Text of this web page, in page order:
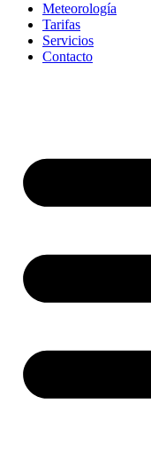
Meteorología
Tarifas
Servicios
Contacto